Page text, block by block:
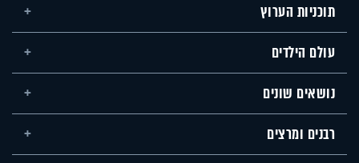
תוכניות הערוץ
עולם הילדים
נושאים שונים
רבנים ומרצים